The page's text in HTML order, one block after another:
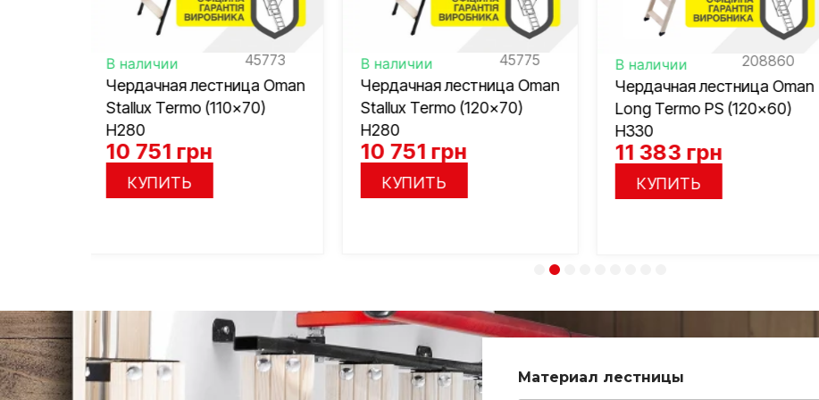
В наличии 45775
Чердачная лестница Oman
Stallux Termo (120×70)
H280
10 751грн
КУПИТЬ
В наличии 208860
Чердачная лестница Oman
Long Termo PS (120×60)
H330
11 383грн
КУПИТЬ
В наличии 208859
Чердачная лестница Oman
Long Termo PS (120×70)
H330
11 383грн
КУПИТЬ
е
Материал лестницы